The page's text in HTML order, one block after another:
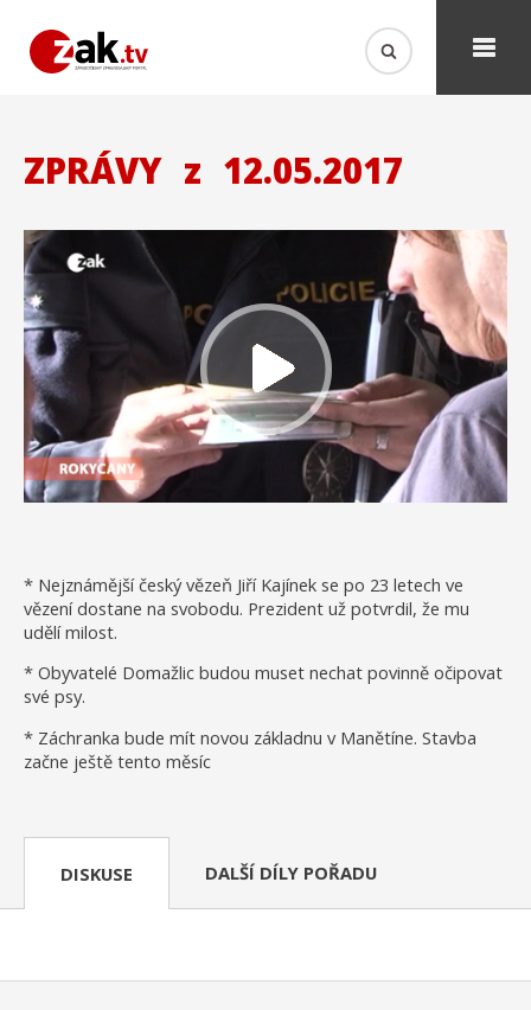
ZPRÁVY z 12.05.2017
* Nejznámější český vězeň Jiří Kajínek se po 23 letech ve
vězení dostane na svobodu. Prezident už potvrdil, že mu
udělí milost.
* Obyvatelé Domažlic budou muset nechat povinně očipovat
své psy.
* Záchranka bude mít novou základnu v Manětíne. Stavba
začne ještě tento měsíc
DISKUSE DALŠÍ DÍLY POŘADU